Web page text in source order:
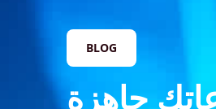
BLOG
جاهزة